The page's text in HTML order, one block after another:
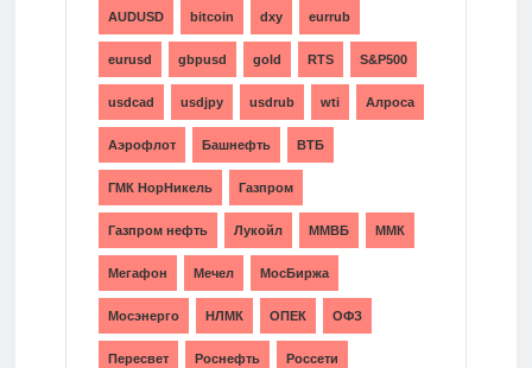
AUDUSD bitcoin dxy eurrub
eurusd gbpusd gold RTS S&P500
usdcad usdjpy usdrub wti Алроса
Аэрофлот Башнефть ВТБ
ГМК НорНикель Газпром
Газпром нефть Лукойл ММВБ ММК
Мегафон Мечел МосБиржа
Мосэнерго НЛМК ОПЕК ОФЗ
Пересвет Роснефть Россети